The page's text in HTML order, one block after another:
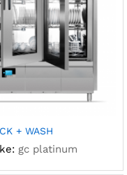
+ WASH
gc platinum